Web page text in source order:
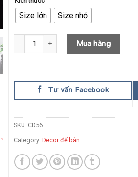
Size lớn Size nhỏ
Decor hình chóp trang trí CD56 quantity
Mua hàng
Tư vấn Facebook
SKU: CD56
Category: Decor để bàn